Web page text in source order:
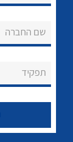
לכל מוצרי היצרן
שם החברה
תפקיד